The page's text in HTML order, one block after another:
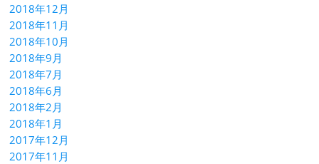
2018年12月
2018年11月
2018年10月
2018年9月
2018年7月
2018年6月
2018年2月
2018年1月
2017年12月
2017年11月